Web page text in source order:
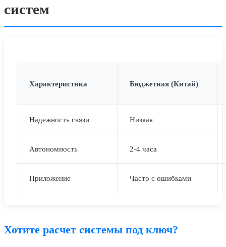
систем
Характеристика Бюджетная (Китай)
Надежность связи Низкая
Автономность 2-4 часа
Приложение Часто с ошибками
Хотите расчет системы под ключ?